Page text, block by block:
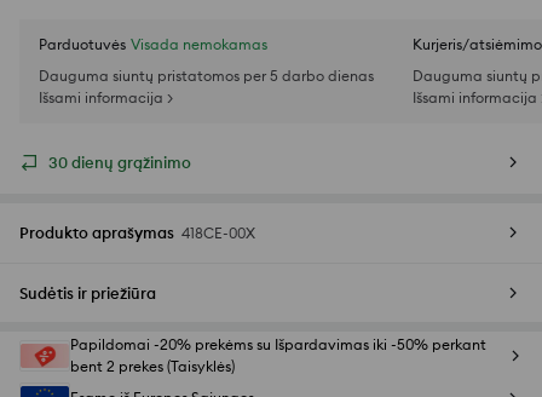
Parduotuvės Visada nemokamas
Dauguma siuntų pristatomos per 5 darbo dienas
Išsami informacija >
Kurjeris/
Dauguma siuntų
Išsami informacija
30 dienų grąžinimo
Produkto aprašymas 418CE-00X
Sudėtis ir priežiūra
Papildomai -20% prekėms su Išpardavimas iki -50% perkant
bent 2 prekes (Taisyklės)